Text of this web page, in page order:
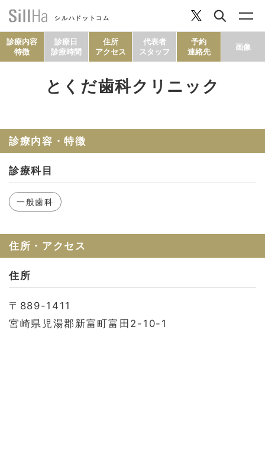
シルハドットコム
診療内容
特徴
診療日
診療時間
住所
アクセス
代表者
スタッフ
予約
連絡先
画像
とくだ歯科クリニック
診療内容・特徴
診療科目
一般歯科
住所・アクセス
住所
〒889-1411
宮崎県児湯郡新富町富田2-10-1